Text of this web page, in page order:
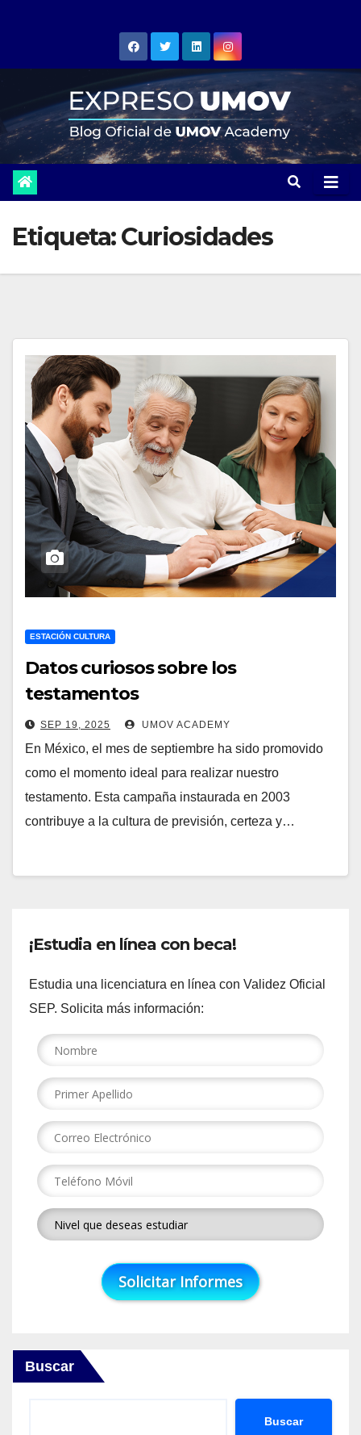
Etiqueta:Curiosidades
ESTACIÓN CULTURA
Datos curiosos sobre los
testamentos
SEP 19, 2025 UMOV ACADEMY
En México, el mes de septiembre ha sido promovido
como el momento ideal para realizar nuestro
testamento. Esta campaña instaurada en 2003
contribuye a la cultura de previsión, certeza y…
¡Estudia en línea con beca!
Estudia una licenciatura en línea con Validez Oficial
SEP. Solicita más información:
Buscar
Buscar